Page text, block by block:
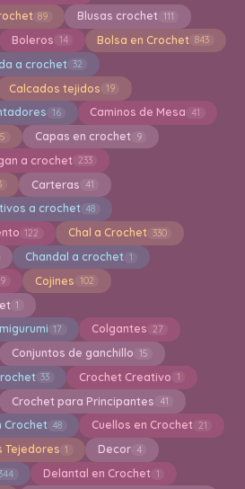
89 Blusas crochet 111
Boleros 14 Bolsa en Crochet 843
a crochet 32
Calcados tejidos 19
16 Caminos de Mesa 41
Capas en crochet 9
a crochet 233
Carteras 41
a crochet 48
122 Chal a Crochet 330
Chandal a crochet 1
Cojines 102
1
17 Colgantes 27
Conjuntos de ganchillo 15
33 Crochet Creativo 1
Crochet para Principantes 41
Crochet 48 Cuellos en Crochet 21
Tejedores 1 Decor 4
Delantal en Crochet 1